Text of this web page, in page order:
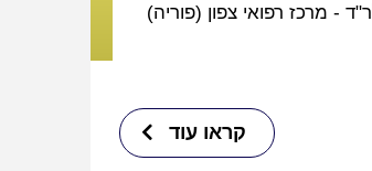
- מרכז רפואי צפון (פוריה)
קראו עוד